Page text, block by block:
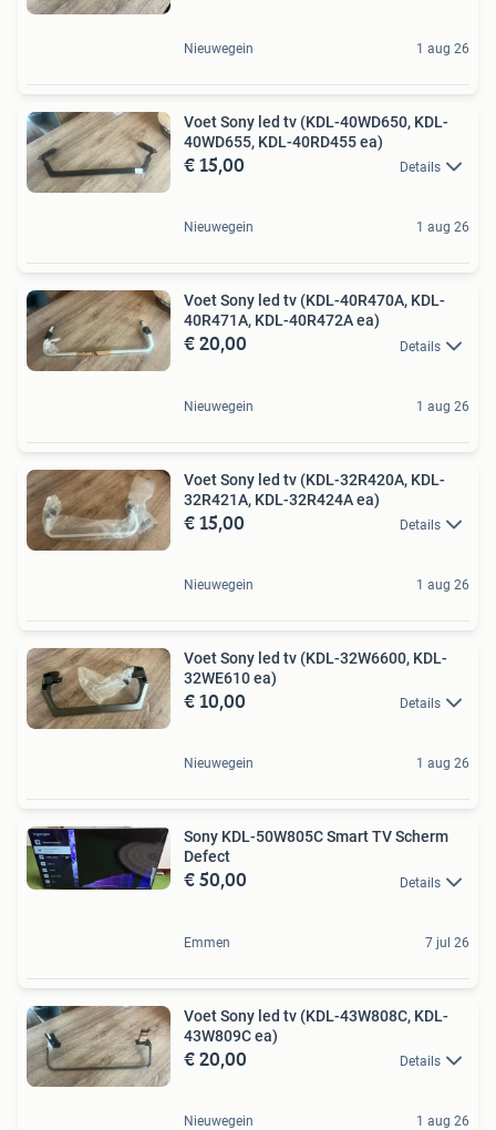
Nieuwegein 1 aug 26
Voet Sony led tv (KDL-40WD650, KDL-
40WD655, KDL-40RD455 ea)
€ 15,00 Details
Nieuwegein 1 aug 26
Voet Sony led tv (KDL-40R470A, KDL-
40R471A, KDL-40R472A ea)
€ 20,00 Details
Nieuwegein 1 aug 26
Voet Sony led tv (KDL-32R420A, KDL-
32R421A, KDL-32R424A ea)
€ 15,00 Details
Nieuwegein 1 aug 26
Voet Sony led tv (KDL-32W6600, KDL-
32WE610 ea)
€ 10,00 Details
Nieuwegein 1 aug 26
Sony KDL-50W805C Smart TV Scherm
Defect
€ 50,00 Details
Emmen 7 jul 26
Voet Sony led tv (KDL-43W808C, KDL-
43W809C ea)
€ 20,00 Details
Nieuwegein 1 aug 26